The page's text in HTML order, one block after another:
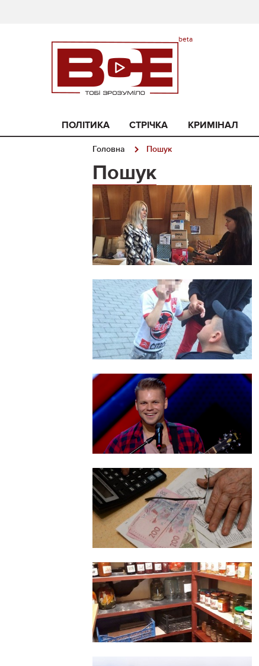
ПОЛІТИКА СТРІЧКА КРИМІНАЛ
Головна Пошук
Пошук